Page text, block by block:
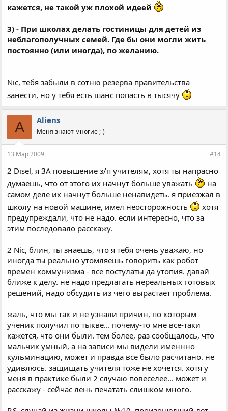
кажется, не такой уж плохой идеей
3) - При школах делать гостиницы для детей из
неблагополучных семей. Где бы они могли жить
постоянно (или иногда), по желанию.
Nic, тебя забыли в сотню резерва правительства
занести, но у тебя есть шанс попасть в тысячу
A Aliens
Меня знают многие ;-)
13 Мар 2009 #14
2 Disel, я ЗА повышение з/п учителям, хотя ты напрасно
думаешь, что от этого их начнут больше уважать
на
самом деле их начнут больше ненавидеть. я приезжал в
школу на новой машине, имел неосторожность
хотя
предупреждали, что не надо. если интересно, что за
этим последовало расскажу.
2 Nic, блин, ты знаешь, что я тебя очень уважаю, но
иногда ты реально утомляешь говорить как робот
времен коммунизма - все постулаты да утопия. давай
ближе к делу. не надо предлагать нереальных готовых
решений, надо обсудить из чего вырастает проблема.
жаль, что мы так и не узнали причин, по которым
ученик получил по тыкве... почему-то мне все-таки
кажется, что они были. тем более, раз сообщалось, что
мальчик умный, а на записи мы видели именнно
кульминацию, может и правда все было расчитано. не
удивлюсь. защищать учителя тоже не хочется. хотя у
меня в практике были 2 случаю повеселее... может и
расскажу - сейчас лень печатать слишком много.